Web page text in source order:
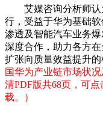
艾媒咨询分析师认
行，受益于华为基础
渗透及智能汽车业务
深度合作，助力各方
扩张向质量效益提升的
国华为产业链市场状
清PDF版共68页，可
载。）